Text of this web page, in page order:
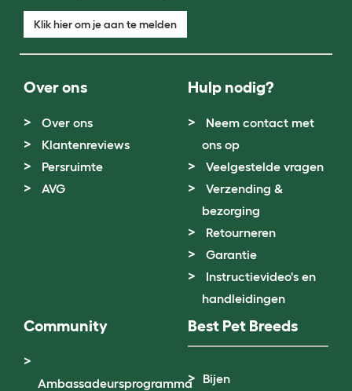
Klik hier om je aan te melden
Over ons
Over ons
Klantenreviews
Persruimte
AVG
Hulp nodig?
Neem contact met
ons op
Veelgestelde vragen
Verzending &
bezorging
Retourneren
Garantie
Instructievideo's en
handleidingen
Community
Ambassadeursprogramma
Best Pet Breeds
Bijen